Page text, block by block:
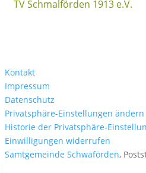
TV Schmalförden 1913 e.V.
Kontakt
Impressum
Datenschutz
Privatsphäre-Einstellungen ändern
Historie der Privatsphäre-
Einwilligungen widerrufen
Samtgemeinde Schwaförden,